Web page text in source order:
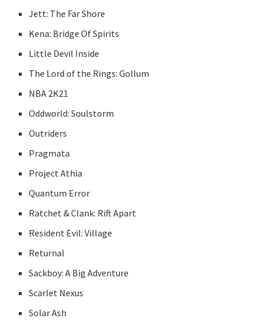
Jett: The Far Shore
Kena: Bridge Of Spirits
Little Devil Inside
The Lord of the Rings: Gollum
NBA 2K21
Oddworld: Soulstorm
Outriders
Pragmata
Project Athia
Quantum Error
Ratchet & Clank: Rift Apart
Resident Evil: Village
Returnal
Sackboy: A Big Adventure
Scarlet Nexus
Solar Ash